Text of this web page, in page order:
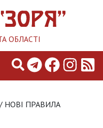
ОБЛАСТІ
/ НОВІ ПРАВИЛА